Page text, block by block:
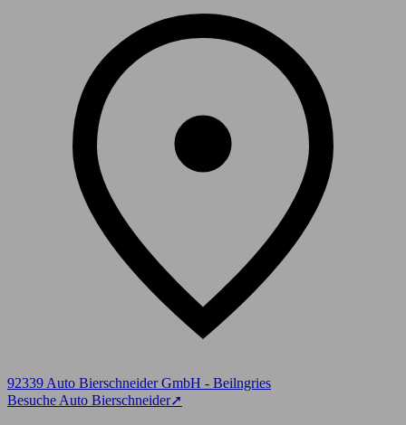
92339 Auto Bierschneider GmbH - Beilngries
Besuche Auto Bierschneider➚